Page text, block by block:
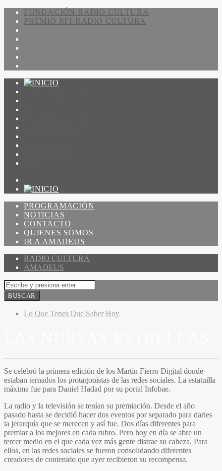
FUNDACIÓN RADIO CULTURA
PREMIO RFI-RADIO CULTURA
PROGRAMACIÓN
NOTICIAS
CONTACTO
QUIENES SOMOS
IR A AMADEUS
RADIO CULTURA
AMADEUS
Lo Que Tenes Que Saber Hoy
Se celebró la primera edición de los Martín Fierro Digital donde
estaban ternados los protagonistas de las redes sociales. La estatuilla
máxima fue para Daniel Hadad por su portal Infobae.
La radio y la televisión se tenían su premiación. Desde el año
pasado hasta se decidió hacer dos eventos por separado para darles
la jerarquía que se merecen y así fue. Dos días diferentes para
premiar a los mejores en cada rubro. Pero hoy en día se abre un
tercer medio en el que cada vez más gente distrae su cabeza. Para
ellos, en las redes sociales se fueron consolidando diferentes
creadores de contenido que ayer recibieron su recompensa.